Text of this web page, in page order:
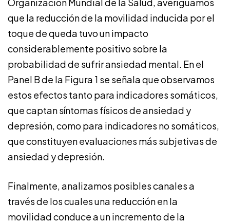
que la reducción de la movilidad inducida por el
toque de queda tuvo un impacto
considerablemente positivo sobre la
probabilidad de sufrir ansiedad mental. En el
Panel B de la Figura 1 se señala que observamos
estos efectos tanto para indicadores somáticos,
que captan síntomas físicos de ansiedad y
depresión, como para indicadores no somáticos,
que constituyen evaluaciones más subjetivas de
ansiedad y depresión.
Finalmente, analizamos posibles canales a
través de los cuales una reducción en la
movilidad conduce a un incremento de la